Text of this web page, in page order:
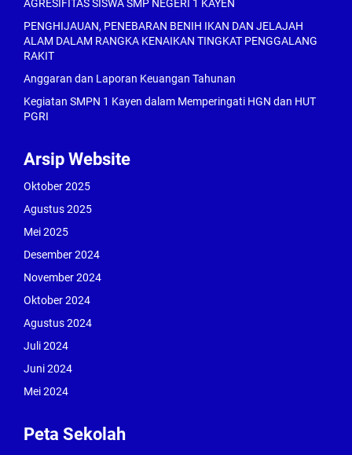
AGRESIFITAS SISWA SMP NEGERI 1 KAYEN
PENGHIJAUAN, PENEBARAN BENIH IKAN DAN JELAJAH
ALAM DALAM RANGKA KENAIKAN TINGKAT PENGGALANG
RAKIT
Anggaran dan Laporan Keuangan Tahunan
Kegiatan SMPN 1 Kayen dalam Memperingati HGN dan HUT
PGRI
Arsip Website
Oktober 2025
Agustus 2025
Mei 2025
Desember 2024
November 2024
Oktober 2024
Agustus 2024
Juli 2024
Juni 2024
Mei 2024
Peta Sekolah